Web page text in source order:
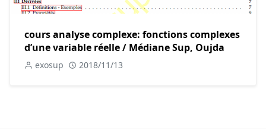
cours analyse complexe: fonctions complexes
d’une variable réelle / Médiane Sup, Oujda
exosup 2018/11/13